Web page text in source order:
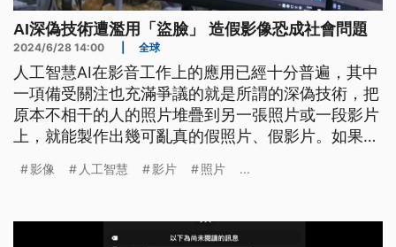
AI深偽技術遭濫用「盜臉」 造假影像恐成社會問題
2024/6/28 14:00 全球
人工智慧AI在影音工作上的應用已經十分普遍，其中
一項備受關注也充滿爭議的就是所謂的深偽技術，把
原本不相干的人的照片堆疊到另一張照片或一段影片
上，就能製作出幾可亂真的假照片、假影片。如果只
假新聞帶風向，將成為嚴重的社會問題。
影像 人工智慧 影片 照片 ...